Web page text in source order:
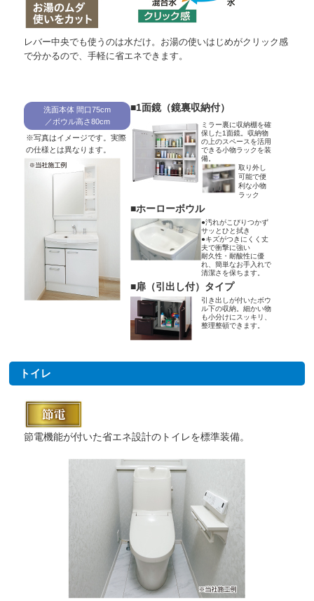
レバー中央でも使うのは水だけ。お湯の使いはじめがクリック感
で分かるので、手軽に省エネできます。
洗面本体 間口75cm
／ボウル高さ80cm
※写真はイメージです。実際
の仕様とは異なります。
■1面鏡（鏡裏収納付）
ミラー裏に収納棚を確
保した1面鏡。収納物
の上のスペースを活用
できる小物ラックを装
備。
取り外し
可能で便
利な小物
ラック
■ホーローボウル
●汚れがこびりつかず
サッとひと拭き
●キズがつきにくく丈
夫で衝撃に強い
耐久性・耐酸性に優
れ、簡単なお手入れで
清潔さを保ちます。
■扉（引出し付）タイプ
引き出しが付いたボウ
ル下の収納。細かい物
も小分けにスッキリ、
整理整頓できます。
トイレ
節電機能が付いた省エネ設計のトイレを標準装備。